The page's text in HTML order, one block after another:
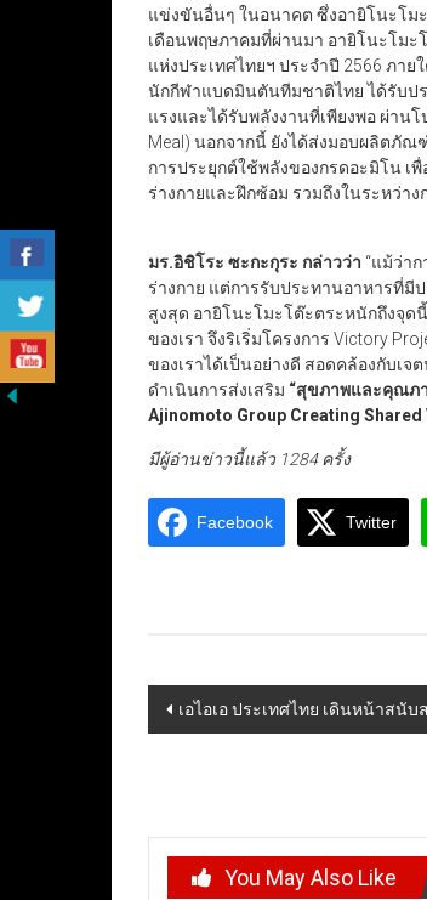
แข่งขันอื่นๆ ในอนาคต ซึ่งอายิโนะโม
เดือนพฤษภาคมที่ผ่านมา อายิโนะโม
แห่งประเทศไทยฯ ประจำปี 2566 ภาย
นักกีฬาแบดมินตันทีมชาติไทย ได้รับปร
แรงและได้รับพลังงานที่เพียงพอ ผ่าน
Meal) นอกจากนี้ ยังได้ส่งมอบผลิตภัณ
การประยุกต์ใช้พลังของกรดอะมิโน เ
ร่างกายและฝึกซ้อม รวมถึงในระหว่า
มร.อิชิโระ ซะกะกุระ กล่าวว่า “แม้ว่า
ร่างกาย แต่การรับประทานอาหารที่
สูงสุด อายิโนะโมะโต๊ะตระหนักถึงจุด
ของเรา จึงริเริ่มโครงการ Victory
ของเราได้เป็นอย่างดี สอดคล้องกับเ
ดำเนินการส่งเสริม “สุขภาพและคุณภ
Ajinomoto Group Creating Shared
มีผู้อ่านข่าวนี้แล้ว 1284 ครั้ง
Facebook Twitter
Post
เอไอเอ ประเทศไทย เดินหน้าส
You May Also Like